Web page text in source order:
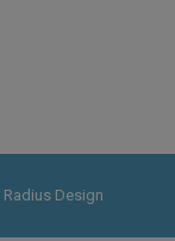
Radius Design